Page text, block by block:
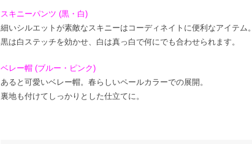
スキニーパンツ (黒・白)
細いシルエットが素敵なスキニーはコーディネイトに便利なアイテム。
黒は白ステッチを効かせ、白は真っ白で何にでも合わせられます。
ベレー帽 (ブルー・ピンク)
あると可愛いベレー帽。春らしいペールカラーでの展開。
裏地も付けてしっかりとした仕立てに。